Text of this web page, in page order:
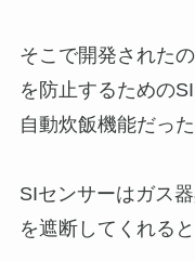
そこで開発された
を防止するための
自動炊飯機能だった
SIセンサーはガス
を遮断してくれると